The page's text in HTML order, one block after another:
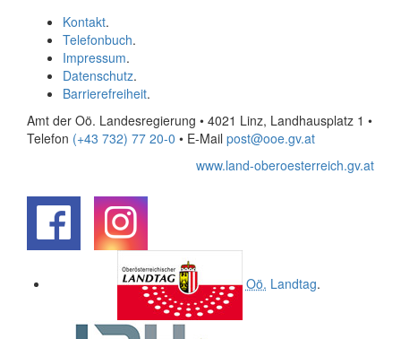
Kontakt.
Telefonbuch.
Impressum.
Datenschutz.
Barrierefreiheit.
Amt der Oö. Landesregierung • 4021 Linz, Landhausplatz 1 •
Telefon (+43 732) 77 20-0 • E-Mail post@ooe.gv.at
www.land-oberoesterreich.gv.at
Oö. Landtag.